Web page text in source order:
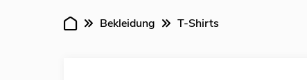
Bekleidung T-Shirts